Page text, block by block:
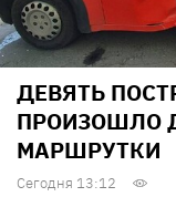
ДЕВЯТЬ
ПРОИЗОШЛО
МАРШРУТКИ
Сегодня 13:12